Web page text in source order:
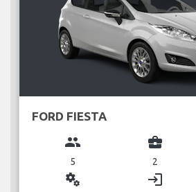
FORD FIESTA
group
5
business_center
2
miscellaneous_services login